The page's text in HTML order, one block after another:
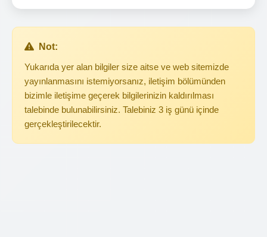
Not:
Yukarıda yer alan bilgiler size aitse ve web sitemizde
yayınlanmasını istemiyorsanız, iletişim bölümünden
bizimle iletişime geçerek bilgilerinizin kaldırılması
talebinde bulunabilirsiniz. Talebiniz 3 iş günü içinde
gerçekleştirilecektir.